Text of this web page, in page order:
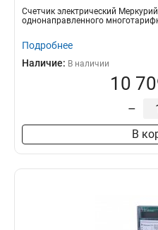
Счетчик электрический
однонаправленного
Подробнее
Наличие: В наличии
10
–
В